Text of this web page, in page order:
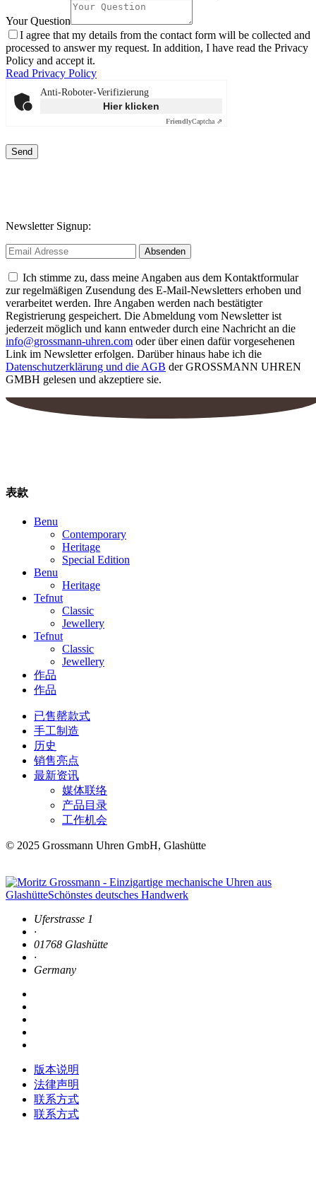
Your Question
I agree that my details from the contact form will be collected and
processed to answer my request. In addition, I have read the Privacy
Policy and accept it.
Read Privacy Policy
Anti-Roboter-Verifizierung
Hier klicken
FriendlyCaptcha ⇗
Send
Newsletter Signup:
Ich stimme zu, dass meine Angaben aus dem Kontaktformular
zur regelmäßigen Zusendung des E-Mail-Newsletters erhoben und
verarbeitet werden. Ihre Angaben werden nach bestätigter
Registrierung gespeichert. Die Abmeldung vom Newsletter ist
jederzeit möglich und kann entweder durch eine Nachricht an die
info@grossmann-uhren.com oder über einen dafür vorgesehenen
Link im Newsletter erfolgen. Darüber hinaus habe ich die
Datenschutzerklärung und die AGB der GROSSMANN UHREN
GMBH gelesen und akzeptiere sie.
表款
Benu
Contemporary
Heritage
Special Edition
Benu
Heritage
Tefnut
Classic
Jewellery
Tefnut
Classic
Jewellery
作品
作品
已售罄款式
手工制造
历史
销售亮点
最新资讯
媒体联络
产品目录
工作机会
© 2025 Grossmann Uhren GmbH, Glashütte
Uferstrasse 1
·
01768 Glashütte
·
Germany
版本说明
法律声明
联系方式
联系方式